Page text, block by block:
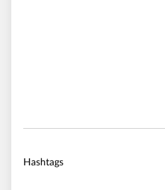
Hashtags